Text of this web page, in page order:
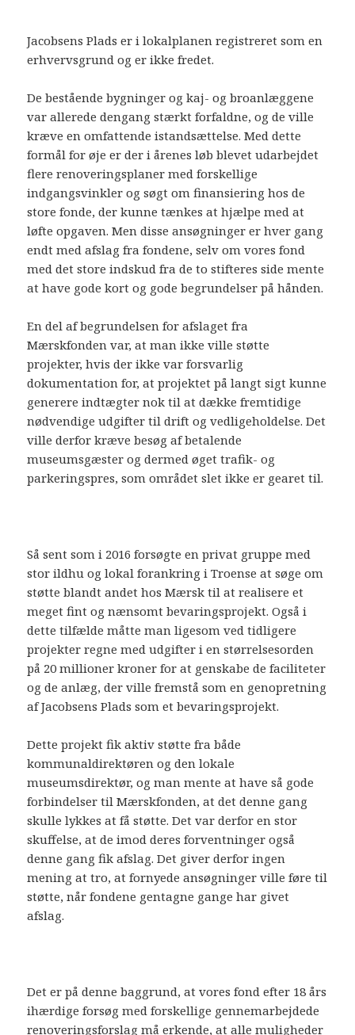
Jacobsens Plads er i lokalplanen registreret som en
erhvervsgrund og er ikke fredet.
De bestående bygninger og kaj- og broanlæggene
var allerede dengang stærkt forfaldne, og de ville
kræve en omfattende istandsættelse. Med dette
formål for øje er der i årenes løb blevet udarbejdet
flere renoveringsplaner med forskellige
indgangsvinkler og søgt om finansiering hos de
store fonde, der kunne tænkes at hjælpe med at
løfte opgaven. Men disse ansøgninger er hver gang
endt med afslag fra fondene, selv om vores fond
med det store indskud fra de to stifteres side mente
at have gode kort og gode begrundelser på hånden.
En del af begrundelsen for afslaget fra
Mærskfonden var, at man ikke ville støtte
projekter, hvis der ikke var forsvarlig
dokumentation for, at projektet på langt sigt kunne
generere indtægter nok til at dække fremtidige
nødvendige udgifter til drift og vedligeholdelse. Det
ville derfor kræve besøg af betalende
museumsgæster og dermed øget trafik- og
parkeringspres, som området slet ikke er gearet til.
Så sent som i 2016 forsøgte en privat gruppe med
stor ildhu og lokal forankring i Troense at søge om
støtte blandt andet hos Mærsk til at realisere et
meget fint og nænsomt bevaringsprojekt. Også i
dette tilfælde måtte man ligesom ved tidligere
projekter regne med udgifter i en størrelsesorden
på 20 millioner kroner for at genskabe de faciliteter
og de anlæg, der ville fremstå som en genopretning
af Jacobsens Plads som et bevaringsprojekt.
Dette projekt fik aktiv støtte fra både
kommunaldirektøren og den lokale
museumsdirektør, og man mente at have så gode
forbindelser til Mærskfonden, at det denne gang
skulle lykkes at få støtte. Det var derfor en stor
skuffelse, at de imod deres forventninger også
denne gang fik afslag. Det giver derfor ingen
mening at tro, at fornyede ansøgninger ville føre til
støtte, når fondene gentagne gange har givet
afslag.
Det er på denne baggrund, at vores fond efter 18 års
ihærdige forsøg med forskellige gennemarbejdede
renoveringsforslag må erkende, at alle muligheder